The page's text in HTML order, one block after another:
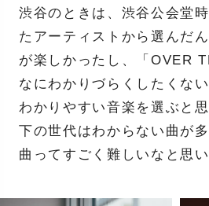
渋谷のときは、渋谷公会堂
たアーティストから選んだ
が楽しかったし、「OVER
なにわかりづらくしたくな
わかりやすい音楽を選ぶと
下の世代はわからない曲が
曲ってすごく難しいなと思い